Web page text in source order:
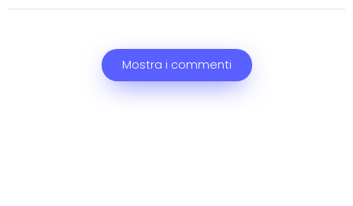
Mostra i commenti